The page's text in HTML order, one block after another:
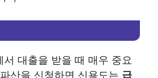
대출을 받을 때 매우 중요
산을 신청하면 신용도는 급